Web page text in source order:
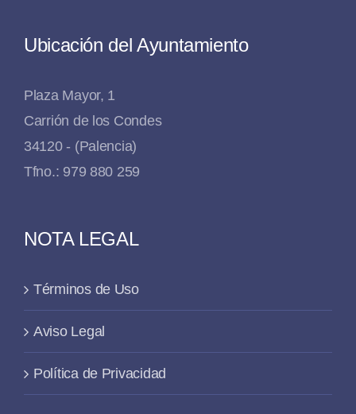
Ubicación del Ayuntamiento
Plaza Mayor, 1
Carrión de los Condes
34120 - (Palencia)
Tfno.: 979 880 259
NOTA LEGAL
Términos de Uso
Aviso Legal
Política de Privacidad